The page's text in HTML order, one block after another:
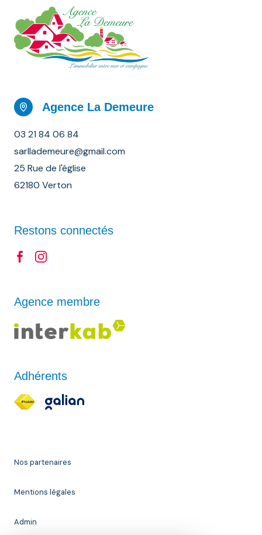
Agence La Demeure
03 21 84 06 84
sarllademeure@gmail.com
25 Rue de l'église
62180 Verton
Restons connectés
Agence membre
Adhérents
Nos partenaires
Mentions légales
Admin